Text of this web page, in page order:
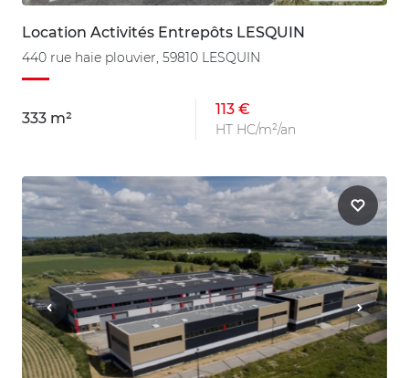
Location Activités Entrepôts LESQUIN
440 rue haie plouvier, 59810 LESQUIN
333 m²
113 €
HT HC/m²/an